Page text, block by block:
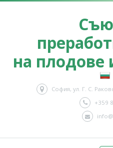
на плодове
София, ул. Г. С.
+359